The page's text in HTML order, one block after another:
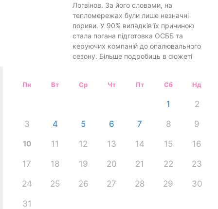
Логвінов. За його словами, на
тепломережах були лише незначні
пориви. У 90% випадків їх причиною
стала погана підготовка ОСББ та
керуючих компаній до опалювального
сезону. Більше подробиць в сюжеті
Пн Вт Ср Чт Пт Сб Нд
1 2
3 4 5 6 7 8 9
10 11 12 13 14 15 16
17 18 19 20 21 22 23
24 25 26 27 28 29 30
31